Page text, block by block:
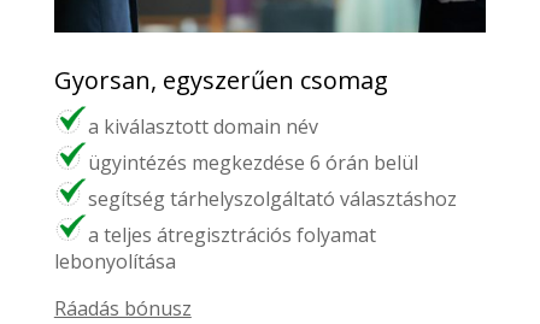
Gyorsan, egyszerűen csomag
a kiválasztott domain név
ügyintézés megkezdése 6 órán belül
segítség tárhelyszolgáltató választáshoz
a teljes átregisztrációs folyamat
lebonyolítása
Ráadás bónusz